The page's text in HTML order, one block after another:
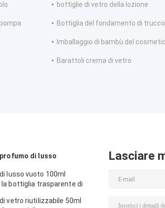
bottiglie di vetro della lozione
Bottiglia del fondamento di trucco
Imballaggio di bambù del
Barattoli crema di vetro
di lusso
lusso vuoto 100ml
bottiglia trasparente di
vetro riutilizzabile 50ml
Lasciare